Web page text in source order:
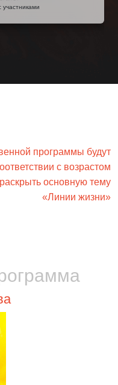
участниками
программы будут
с возрастом
основную тему
«Линии жизни»